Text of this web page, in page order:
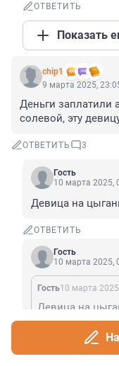
ОТВЕТИТЬ
Показать
chip1
9 марта 2025,
Деньги заплатили
солевой, эту
ОТВЕТИТЬ 3
Гость
10 марта 2025,
Девица на
ОТВЕТИТЬ
Гость
10 марта 2025,
Гость10 марта
Девица на
Вот так вы или